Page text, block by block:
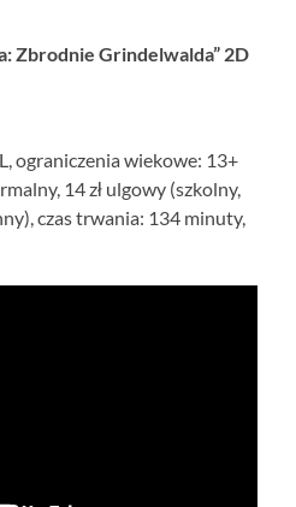
Zbrodnie Grindelwalda” 2D
ograniczenia wiekowe: 13+
14 zł ulgowy (szkolny,
czas trwania: 134 minuty,